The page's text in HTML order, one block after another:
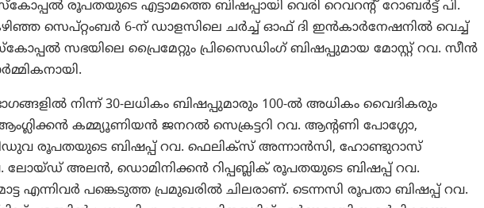
രൂപതയുടെ എട്ടാമത്തെ ബിഷപ്പായി വെരി റെവറന്റ് റോബർട്ട് പി.
സെപ്റ്റംബർ 6-ന് ഡാളസിലെ ചർച്ച് ഓഫ് ദി ഇൻകാർനേഷനിൽ വെച്ച്
സഭയിലെ പ്രൈമേറ്റും പ്രിസൈഡിംഗ് ബിഷപ്പുമായ മോസ്റ്റ് റവ. സീൻ
നിന്ന് 30-ലധികം ബിഷപ്പുമാരും 100-ൽ അധികം വൈദികരും
കമ്മ്യൂണിയൻ ജനറൽ സെക്രട്ടറി റവ. ആന്റണി പോഗ്ഗോ,
രൂപതയുടെ ബിഷപ്പ് റവ. ഫെലിക്സ് അന്നാൻസി, ഹോണ്ടുറാസ്
ലോയ്ഡ് അലൻ, ഡൊമിനിക്കൻ റിപ്പബ്ലിക് രൂപതയുടെ ബിഷപ്പ് റവ.
എന്നിവർ പങ്കെടുത്ത പ്രമുഖരിൽ ചിലരാണ്. ടെന്നസി രൂപതാ ബിഷപ്പ് റവ.